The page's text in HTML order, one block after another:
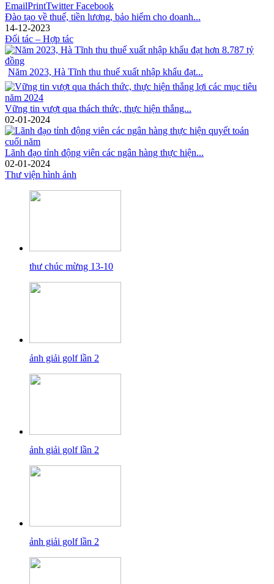
Đào tạo về thuế, tiền lương, bảo hiểm cho doanh...
14-12-2023
Đối tác – Hợp tác
Năm 2023, Hà Tĩnh thu thuế xuất nhập khẩu đạt...
Vững tin vượt qua thách thức, thực hiện thắng...
02-01-2024
Lãnh đạo tỉnh động viên các ngân hàng thực hiện...
02-01-2024
Thư viện hình ảnh
thư chúc mừng 13-10
ảnh giải golf lần 2
ảnh giải golf lần 2
ảnh giải golf lần 2